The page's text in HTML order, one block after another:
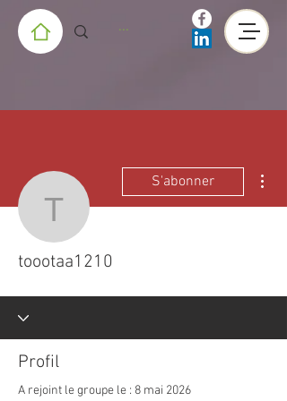
toootaa1210
S'abonner
toootaa1210
Profil
A rejoint le groupe le : 8 mai 2026